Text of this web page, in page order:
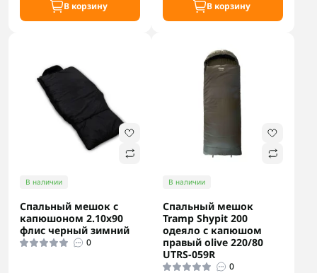
В корзину В корзину
В наличии
Спальный мешок с
капюшоном 2.10х90
флис черный зимний
0
В наличии
Спальный мешок
Tramp Shypit 200
одеяло с капюшом
правый olive 220/80
UTRS-059R
0